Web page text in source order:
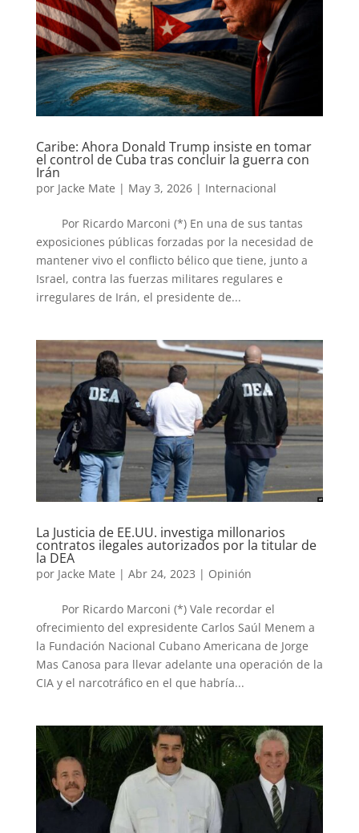
Caribe: Ahora Donald Trump insiste en tomar
el control de Cuba tras concluir la guerra con
Irán
por Jacke Mate | May 3, 2026| Internacional
Por Ricardo Marconi (*) En una de sus tantas
exposiciones públicas forzadas por la necesidad de
mantener vivo el conflicto bélico que tiene, junto a
Israel, contra las fuerzas militares regulares e
irregulares de Irán, el presidente de...
La Justicia de EE.UU. investiga millonarios
contratos ilegales autorizados por la titular de
la DEA
por Jacke Mate | Abr 24, 2023 | Opinión
Por Ricardo Marconi (*) Vale recordar el
ofrecimiento del expresidente Carlos Saúl Menem a
la Fundación Nacional Cubano Americana de Jorge
Mas Canosa para llevar adelante una operación de la
CIA y el narcotráfico en el que habría...